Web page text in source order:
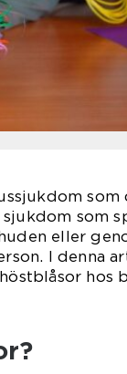
som
sjukdom som
eller
I denna
hos